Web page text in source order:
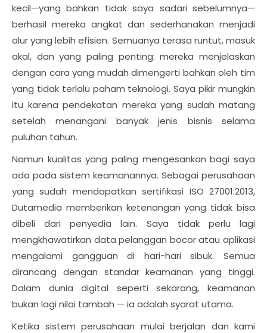
kecil—yang bahkan tidak saya sadari sebelumnya—
berhasil mereka angkat dan sederhanakan menjadi
alur yang lebih efisien. Semuanya terasa runtut, masuk
akal, dan yang paling penting: mereka menjelaskan
dengan cara yang mudah dimengerti bahkan oleh tim
yang tidak terlalu paham teknologi. Saya pikir mungkin
itu karena pendekatan mereka yang sudah matang
setelah menangani banyak jenis bisnis selama
puluhan tahun.
Namun kualitas yang paling mengesankan bagi saya
ada pada sistem keamanannya. Sebagai perusahaan
yang sudah mendapatkan sertifikasi ISO 27001:2013,
Dutamedia memberikan ketenangan yang tidak bisa
dibeli dari penyedia lain. Saya tidak perlu lagi
mengkhawatirkan data pelanggan bocor atau aplikasi
mengalami gangguan di hari-hari sibuk. Semua
dirancang dengan standar keamanan yang tinggi.
Dalam dunia digital seperti sekarang, keamanan
bukan lagi nilai tambah — ia adalah syarat utama.
Ketika sistem perusahaan mulai berjalan dan kami